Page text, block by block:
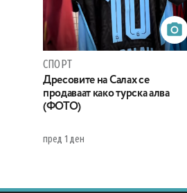
СПОРТ
Дресовите на Салах се
продаваат како турска алва
(ФОТО)
пред 1 ден